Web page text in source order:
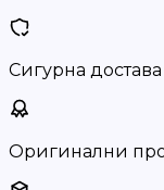
Сигурна достава
Оригинални